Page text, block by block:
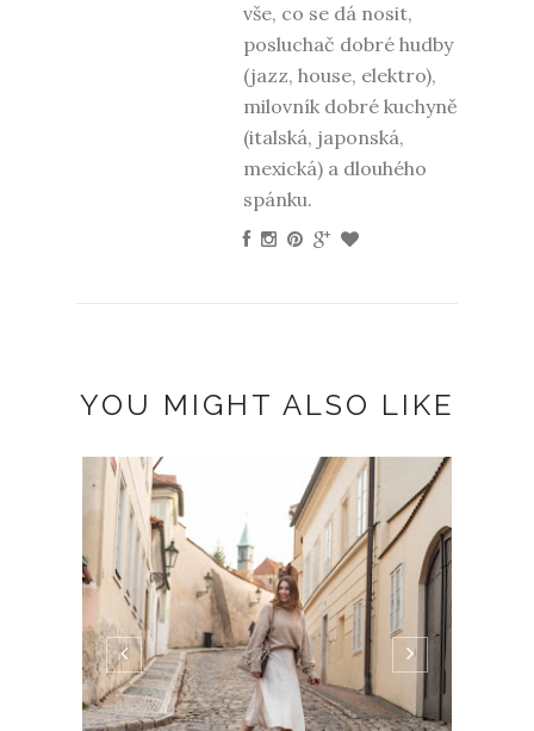
vše, co se dá nosit,
posluchač dobré hudby
(jazz, house, elektro),
milovník dobré kuchyně
(italská, japonská,
mexická) a dlouhého
spánku.
YOU MIGHT ALSO LIKE